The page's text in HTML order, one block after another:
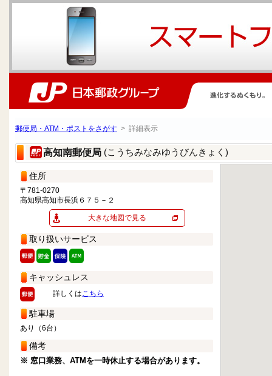
郵便局・ATM・ポストをさがす > 詳細表示
高知南郵便局 (こうちみなみゆうびんきょく)
住所
〒781-0270
高知県高知市長浜６７５－２
大きな地図で見る
取り扱いサービス
キャッシュレス
詳しくはこちら
駐車場
あり（6台）
備考
※ 窓口業務、ATMを一時休止する場合があります。